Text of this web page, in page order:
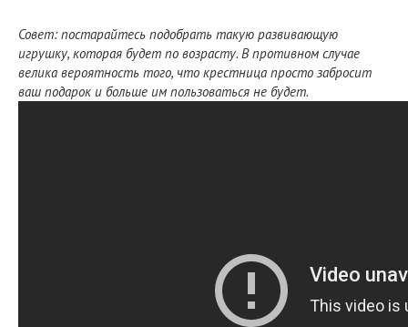
Совет: постарайтесь подобрать такую развивающую
игрушку, которая будет по возрасту. В противном случае
велика вероятность того, что крестница просто забросит
ваш подарок и больше им пользоваться не будет.